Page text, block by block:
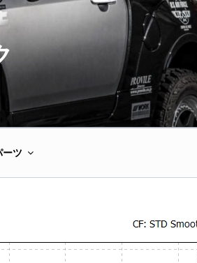
ーツ